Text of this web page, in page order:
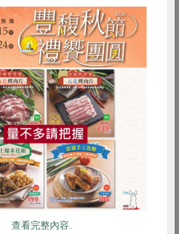
RPET 食譜 減硝酸鹽
食安 共同購買
查看完整內容..